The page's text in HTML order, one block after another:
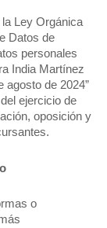
Ley Orgánica
Datos de
personales
India Martínez
agosto de 2024”
ejercicio de
oposición y
o